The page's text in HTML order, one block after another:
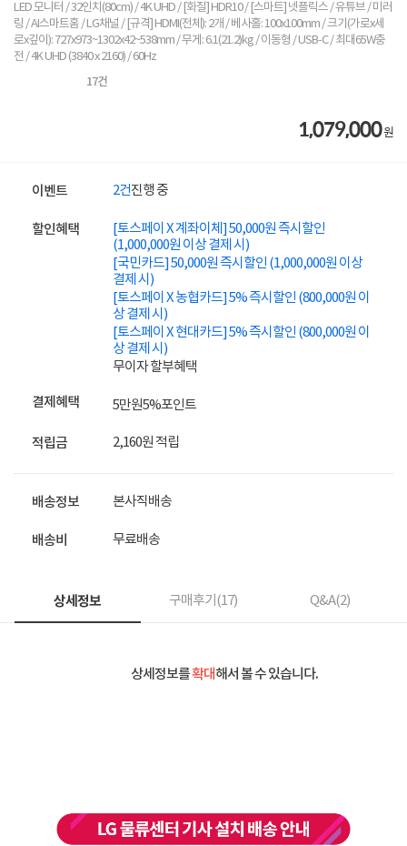
LED 모니터 / 32인치(80cm) / 4K UHD / [화질] HDR10 / [스마트] 넷플릭스 / 유튜브 / 미러
링 / AI스마트홈 / LG채널 / [규격] HDMI(전체): 2개 / 베사홀: 100x100mm / 크기(가로x세
로x깊이): 727x973~1302x42~538mm / 무게: 6.1(21.2)kg / 이동형 / USB-C / 최대65W충
전 / 4K UHD (3840 x 2160) / 60Hz
17건
1,079,000원
이벤트 2건진행 중
할인혜택
[토스페이 X 계좌이체] 50,000원 즉시할인
(1,000,000원 이상 결제 시)
[국민카드] 50,000원 즉시할인 (1,000,000원 이상
결제 시)
[토스페이 X 농협카드] 5% 즉시할인 (800,000원 이
상 결제 시)
[토스페이 X 현대카드] 5% 즉시할인 (800,000원 이
상 결제 시)
무이자 할부혜택
결제혜택 5만원5%포인트
적립금 2,160원 적립
배송정보 본사직배송
배송비 무료배송
상세정보 구매후기(17) Q&A(2)
상세정보를확대해서 볼 수 있습니다.